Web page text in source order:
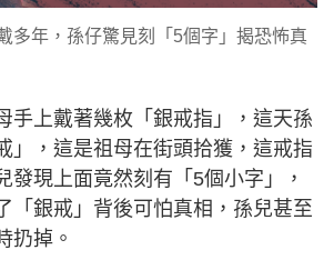
多年，孫仔驚見刻「5個字」揭恐怖真
手上戴著幾枚「銀戒指」，這天孫
」，這是祖母在街頭拾獲，這戒指
發現上面竟然刻有「5個小字」，
「銀戒」背後可怕真相，孫兒甚至
扔掉。